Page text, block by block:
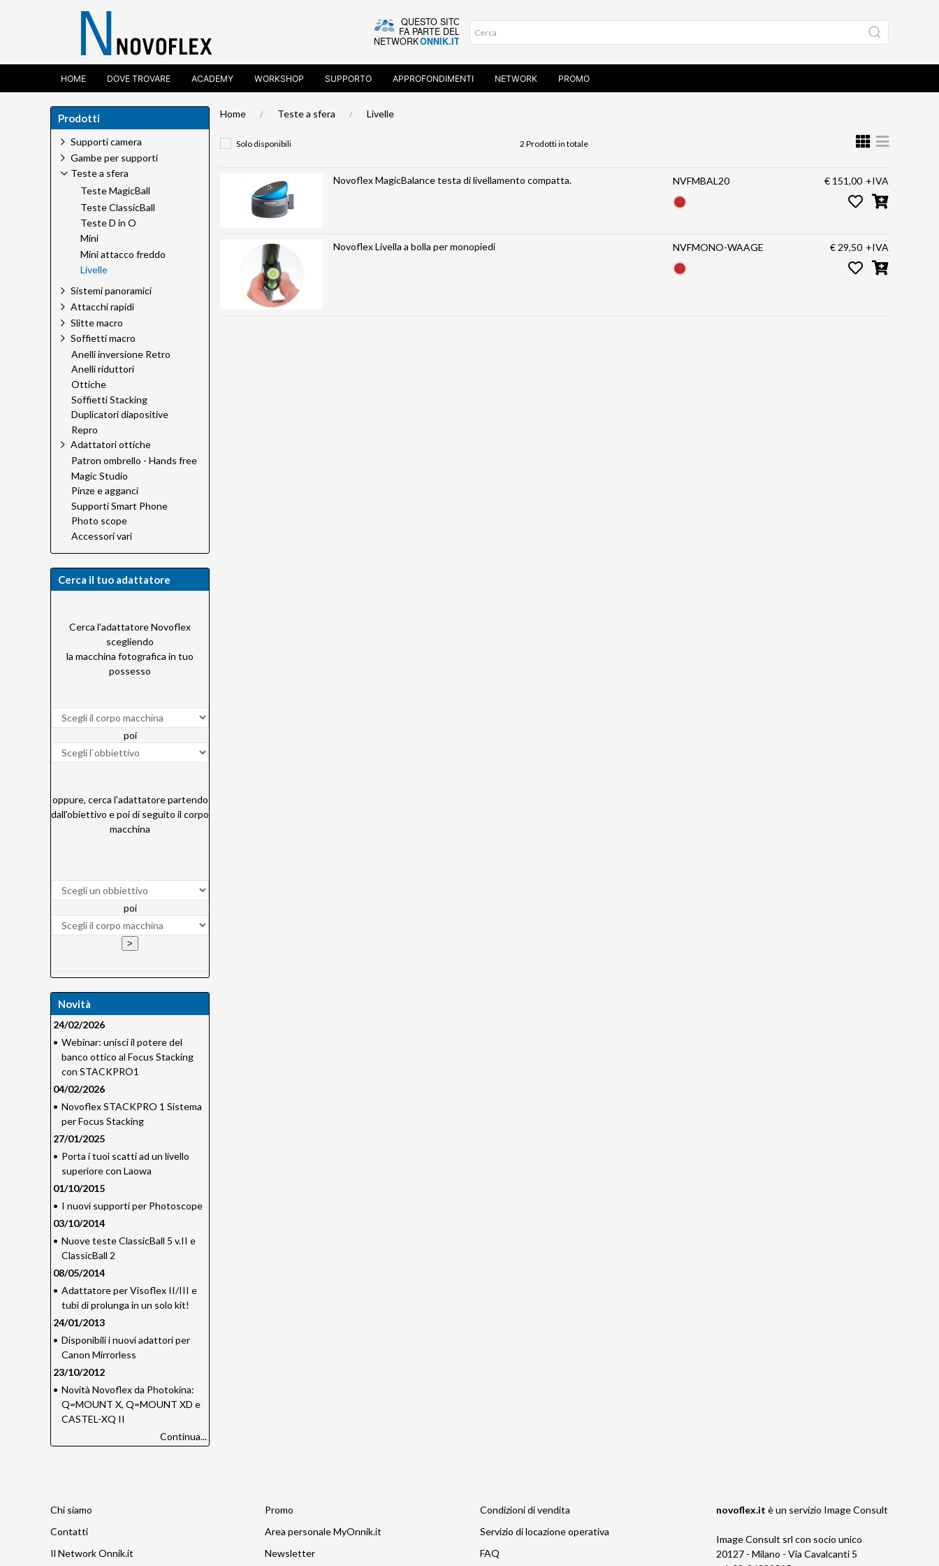
HOME DOVE TROVARE ACADEMY WORKSHOP SUPPORTO APPROFONDIMENTI NETWORK PROMO
Home Teste a sfera Livelle
Solo disponibili 2 Prodotti in totale
Novoflex MagicBalance testa di livellamento compatta. NVFMBAL20 € 151,00 +IVA
Novoflex Livella a bolla per monopiedi NVFMONO-WAAGE € 29,50 +IVA
Prodotti
Supporti camera
Gambe per supporti
Teste a sfera
Teste MagicBall
Teste ClassicBall
Teste D in O
Mini
Mini attacco freddo
Livelle
Sistemi panoramici
Attacchi rapidi
Slitte macro
Soffietti macro
Anelli inversione Retro
Anelli riduttori
Ottiche
Soffietti Stacking
Duplicatori diapositive
Repro
Adattatori ottiche
Patron ombrello - Hands free
Magic Studio
Pinze e agganci
Supporti Smart Phone
Photo scope
Accessori vari
Cerca il tuo adattatore
Cerca l'adattatore Novoflex
scegliendo
la macchina fotografica in tuo
possesso
poi
oppure, cerca l'adattatore partendo
dall'obiettivo e poi di seguito il corpo
macchina
poi
Novità
24/02/2026
• Webinar: unisci il potere del
banco ottico al Focus Stacking
con STACKPRO1
04/02/2026
• Novoflex STACKPRO 1 Sistema
per Focus Stacking
27/01/2025
• Porta i tuoi scatti ad un livello
superiore con Laowa
01/10/2015
• I nuovi supporti per Photoscope
03/10/2014
• Nuove teste ClassicBall 5 v.II e
ClassicBall 2
08/05/2014
• Adattatore per Visoflex II/III e
tubi di prolunga in un solo kit!
24/01/2013
• Disponibili i nuovi adattori per
Canon Mirrorless
23/10/2012
• Novità Novoflex da Photokina:
Q=MOUNT X, Q=MOUNT XD e
CASTEL-XQ II
Continua...
Chi siamo
Contatti
Il Network Onnik.it
Promo
Area personale MyOnnik.it
Newsletter
Condizioni di vendita
Servizio di locazione operativa
FAQ
novoflex.it è un servizio Image Consult
Image Consult srl con socio unico
20127 - Milano - Via Cavalcanti 5